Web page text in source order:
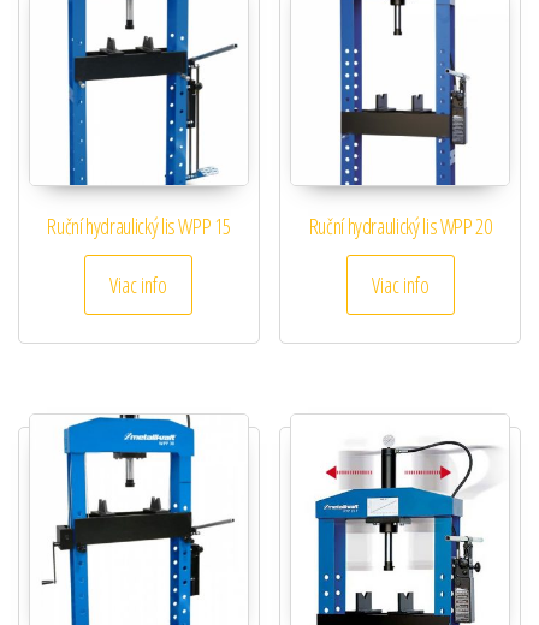
Ruční hydraulický lis WPP 15
Viac info
Ruční hydraulický lis WPP 20
Viac info